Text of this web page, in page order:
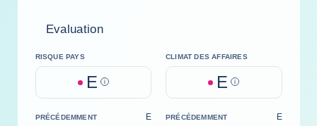
Evaluation
RISQUE PAYS
E Help
CLIMAT DES AFFAIRES
E Help
PRÉCÉDEMMENT E PRÉCÉDEMMENT E